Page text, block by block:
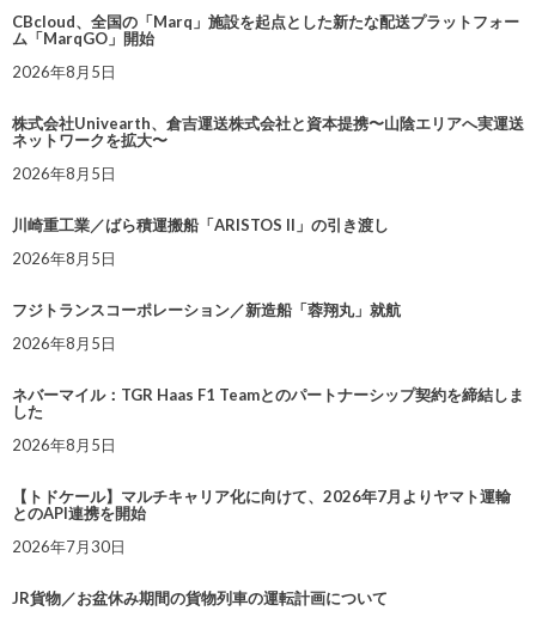
CBcloud、全国の「Marq」施設を起点とした新たな配送プラットフォー
ム「MarqGO」開始
2026年8月5日
株式会社Univearth、倉吉運送株式会社と資本提携〜山陰エリアへ実運送
ネットワークを拡大〜
2026年8月5日
川崎重工業／ばら積運搬船「ARISTOS II」の引き渡し
2026年8月5日
フジトランスコーポレーション／新造船「蓉翔丸」就航
2026年8月5日
ネバーマイル：TGR Haas F1 Teamとのパートナーシップ契約を締結しま
した
2026年8月5日
【トドケール】マルチキャリア化に向けて、2026年7月よりヤマト運輸
とのAPI連携を開始
2026年7月30日
JR貨物／お盆休み期間の貨物列車の運転計画について